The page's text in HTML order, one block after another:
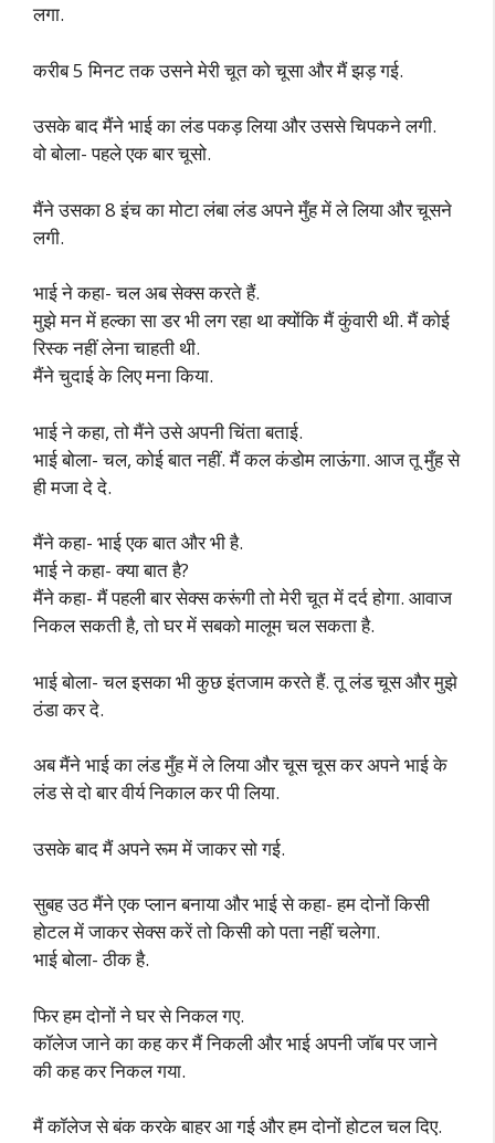
लगा.
करीब 5 मिनट तक उसने मेरी चूत को चूसा और मैं झड़ गई.
उसके बाद मैंने भाई का लंड पकड़ लिया और उससे चिपकने लगी.
वो बोला- पहले एक बार चूसो.
मैंने उसका 8 इंच का मोटा लंबा लंड अपने मुँह में ले लिया और चूसने
लगी.
भाई ने कहा- चल अब सेक्स करते हैं.
मुझे मन में हल्का सा डर भी लग रहा था क्योंकि मैं कुंवारी थी. मैं कोई
रिस्क नहीं लेना चाहती थी.
मैंने चुदाई के लिए मना किया.
भाई ने कहा, तो मैंने उसे अपनी चिंता बताई.
भाई बोला- चल, कोई बात नहीं. मैं कल कंडोम लाऊंगा. आज तू मुँह से
ही मजा दे दे.
मैंने कहा- भाई एक बात और भी है.
भाई ने कहा- क्या बात है?
मैंने कहा- मैं पहली बार सेक्स करूंगी तो मेरी चूत में दर्द होगा. आवाज
निकल सकती है, तो घर में सबको मालूम चल सकता है.
भाई बोला- चल इसका भी कुछ इंतजाम करते हैं. तू लंड चूस और मुझे
ठंडा कर दे.
अब मैंने भाई का लंड मुँह में ले लिया और चूस चूस कर अपने भाई के
लंड से दो बार वीर्य निकाल कर पी लिया.
उसके बाद मैं अपने रूम में जाकर सो गई.
सुबह उठ मैंने एक प्लान बनाया और भाई से कहा- हम दोनों किसी
होटल में जाकर सेक्स करें तो किसी को पता नहीं चलेगा.
भाई बोला- ठीक है.
फिर हम दोनों ने घर से निकल गए.
कॉलेज जाने का कह कर मैं निकली और भाई अपनी जॉब पर जाने
की कह कर निकल गया.
मैं कॉलेज से बंक करके बाहर आ गई और हम दोनों होटल चल दिए.